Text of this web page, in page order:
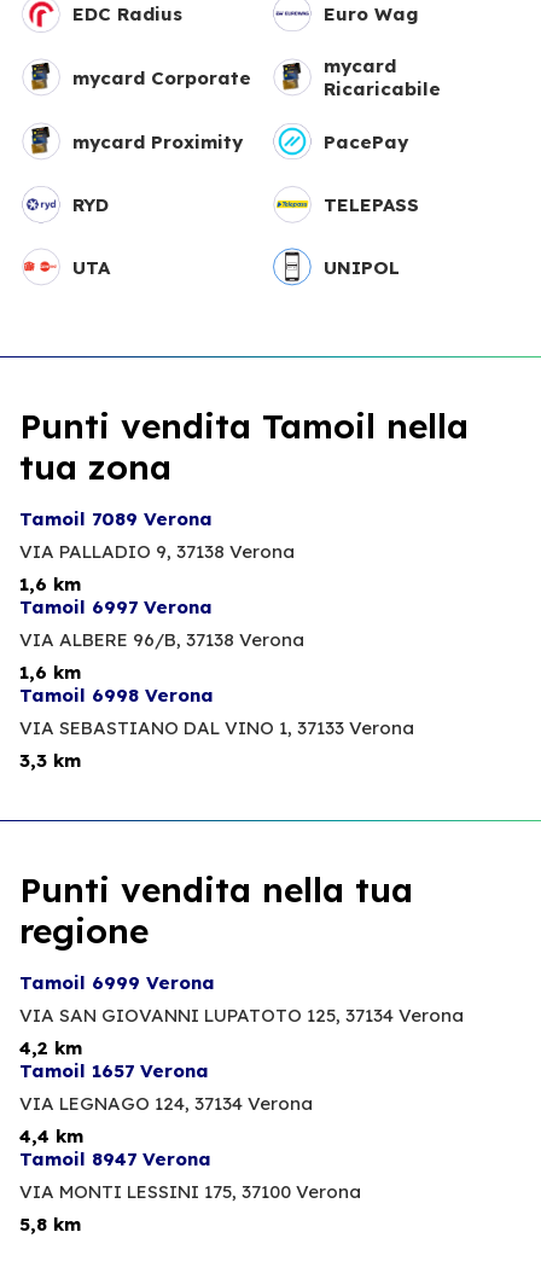
EDC Radius Euro Wag
mycard Corporate
mycard
Ricaricabile
mycard Proximity PacePay
RYD TELEPASS
UTA UNIPOL
Punti vendita Tamoil nella
tua zona
Tamoil 7089 Verona
VIA PALLADIO 9, 37138 Verona
1,6 km
Tamoil 6997 Verona
VIA ALBERE 96/B, 37138 Verona
1,6 km
Tamoil 6998 Verona
VIA SEBASTIANO DAL VINO 1, 37133 Verona
3,3 km
Punti vendita nella tua
regione
Tamoil 6999 Verona
VIA SAN GIOVANNI LUPATOTO 125, 37134 Verona
4,2 km
Tamoil 1657 Verona
VIA LEGNAGO 124, 37134 Verona
4,4 km
Tamoil 8947 Verona
VIA MONTI LESSINI 175, 37100 Verona
5,8 km